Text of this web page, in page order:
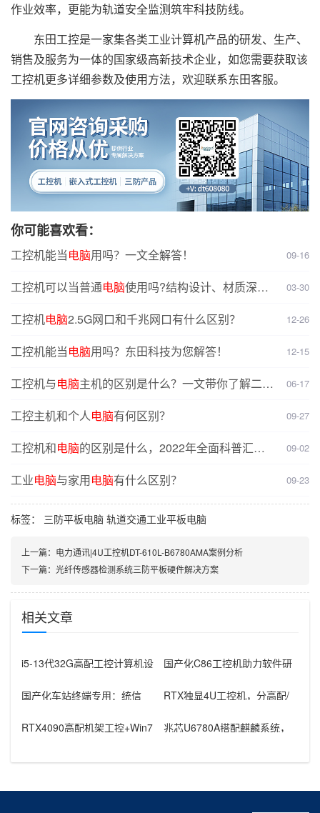
作业效率，更能为轨道安全监测筑牢科技防线。
东田工控是一家集各类工业计算机产品的研发、生产、
销售及服务为一体的国家级高新技术企业，如您需要获取该
工控机更多详细参数及使用方法，欢迎联系东田客服。
你可能喜欢看：
工控机能当电脑用吗？一文全解答！ 09-16
工控机可以当普通电脑使用吗?结构设计、材质深度
03-30
工控机电脑2.5G网口和千兆网口有什么区别？ 12-26
工控机能当电脑用吗？东田科技为您解答！ 12-15
工控机与电脑主机的区别是什么？一文带你了解二者
06-17
工控主机和个人电脑有何区别？ 09-27
工控机和电脑的区别是什么，2022年全面科普汇
09-02
工业电脑与家用电脑有什么区别？ 09-23
标签： 三防平板电脑 轨道交通工业平板电脑
上一篇： 电力通讯|4U工控机DT-610L-B6780AMA案例分析
下一篇： 光纤传感器检测系统三防平板硬件解决方案
相关文章
i5-13代32G高配工控计算机设
国产化C86工控机助力软件研
国产化车站终端专用：统信
机落地方
RTX独显4U工控机，分高配/
RTX4090高配机架工控+Win7
兆芯U6780A搭配麒麟系统，